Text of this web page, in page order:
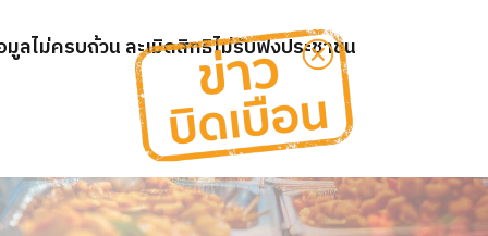
ลไม่ครบถ้วน ละเมิดสิทธิไม่รับฟังประชาชน